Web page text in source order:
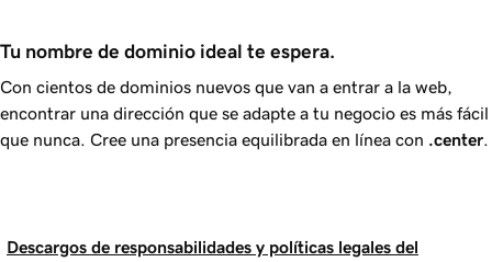
Tu nombre de dominio ideal te espera.
Con cientos de dominios nuevos que van a entrar a la web,
encontrar una dirección que se adapte a tu negocio es más fácil
que nunca. Cree una presencia equilibrada en línea con .center
Descargos de responsabilidades y políticas legales del